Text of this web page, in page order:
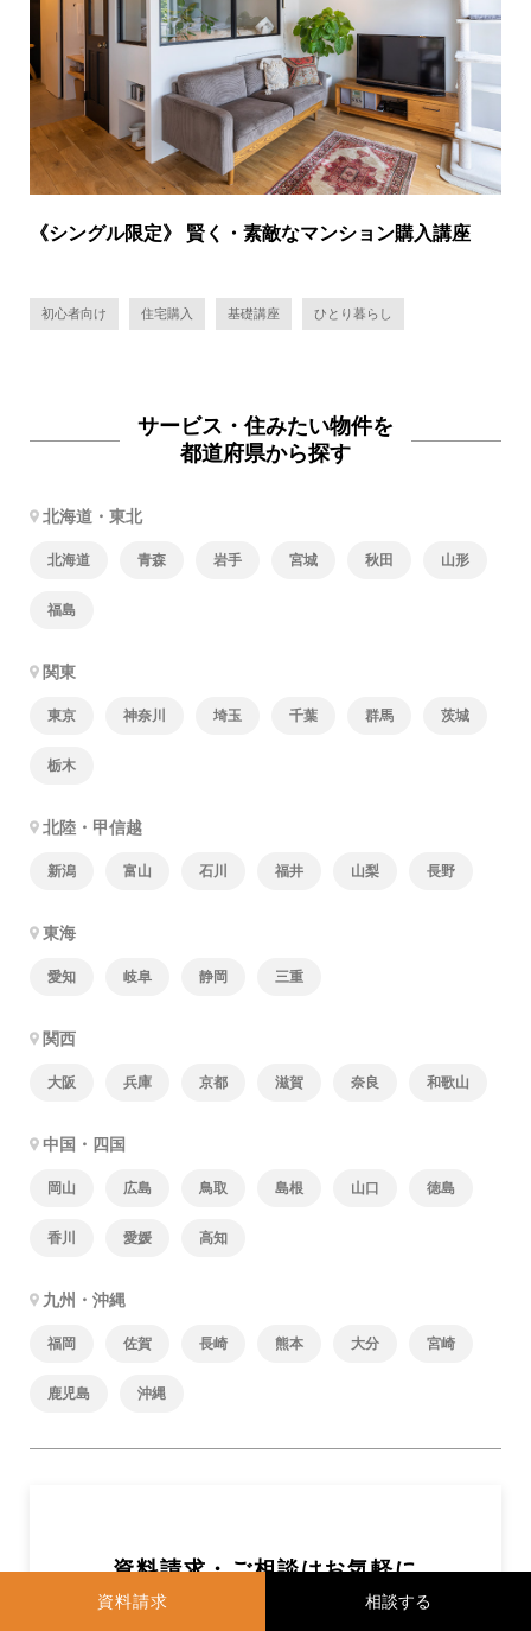
資料請求
《シングル限定》 賢く・素敵なマンション購入講座
初心者向け 住宅購入 基礎講座 ひとり暮らし
サービス・住みたい物件を
都道府県から探す
北海道・東北
北海道 青森 岩手 宮城 秋田 山形
福島
関東
東京 神奈川 埼玉 千葉 群馬 茨城
栃木
北陸・甲信越
新潟 富山 石川 福井 山梨 長野
東海
愛知 岐阜 静岡 三重
関西
大阪 兵庫 京都 滋賀 奈良 和歌山
中国・四国
岡山 広島 鳥取 島根 山口 徳島
香川 愛媛 高知
九州・沖縄
福岡 佐賀 長崎 熊本 大分 宮崎
鹿児島 沖縄
資料請求・ご相談はお気軽に
資料請求いただいた方に、マンションリノベーションと